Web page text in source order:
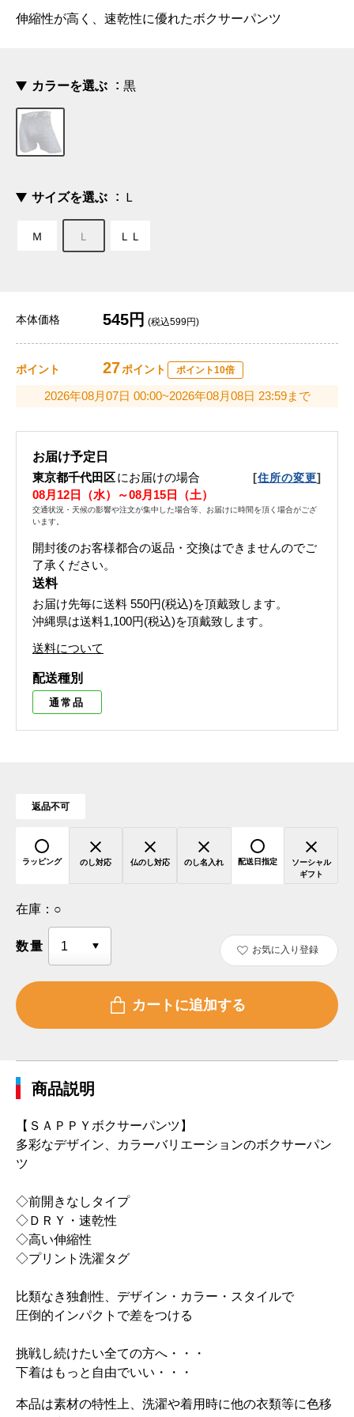
伸縮性が高く、速乾性に優れたボクサーパンツ
カラーを選ぶ 黒
サイズを選ぶ Ｌ
Ｍ Ｌ ＬＬ
本体価格 545円 (税込599円)
ポイント 27ポイント ポイント10倍
2026年08月07日 00:00~2026年08月08日 23:59まで
お届け予定日
東京都千代田区にお届けの場合 [住所の変更]
08月12日（水）～08月15日（土）
交通状況・天候の影響や注文が集中した場合等、お届けに時間を頂く場合がござ
います。
開封後のお客様都合の返品・交換はできませんのでご
了承ください。
送料
お届け先毎に送料 550円(税込)を頂戴致します。
沖縄県は送料1,100円(税込)を頂戴致します。
送料について
配送種別
通常品
返品不可
ラッピング のし対応 仏のし対応 のし名入れ 配送日指定
ソーシャル
ギフト
在庫： ○
数量 お気に入り登録
商品説明
【ＳＡＰＰＹボクサーパンツ】
多彩なデザイン、カラーバリエーションのボクサーパン
ツ
◇前開きなしタイプ
◇ＤＲＹ・速乾性
◇高い伸縮性
◇プリント洗濯タグ
比類なき独創性、デザイン・カラー・スタイルで
圧倒的インパクトで差をつける
挑戦し続けたい全ての方へ・・・
下着はもっと自由でいい・・・
本品は素材の特性上、洗濯や着用時に他の衣類等に色移